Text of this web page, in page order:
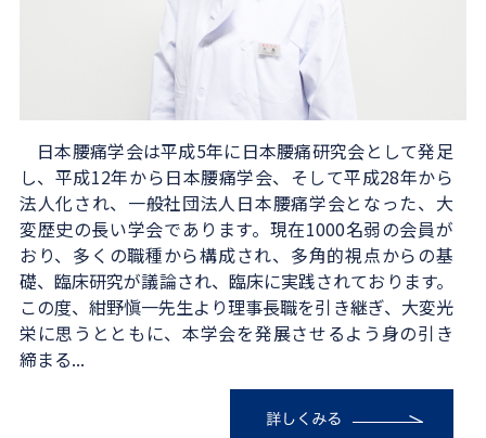
日本腰痛学会は平成5年に日本腰痛研究会として発足
し、平成12年から日本腰痛学会、そして平成28年から
法人化され、一般社団法人日本腰痛学会となった、大
変歴史の長い学会であります。現在1000名弱の会員が
おり、多くの職種から構成され、多角的視点からの基
礎、臨床研究が議論され、臨床に実践されております。
この度、紺野愼一先生より理事長職を引き継ぎ、大変光
栄に思うとともに、本学会を発展させるよう身の引き
締まる...